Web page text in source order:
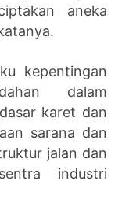
aneka
kepentingan
dalam
karet dan
sarana dan
jalan dan
industri